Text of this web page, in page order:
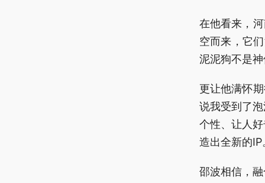
在他看来，
空而来，它
泥泥狗不是
更让他满怀
说我受到了
个性、让人
造出全新的IP
邵波相信，